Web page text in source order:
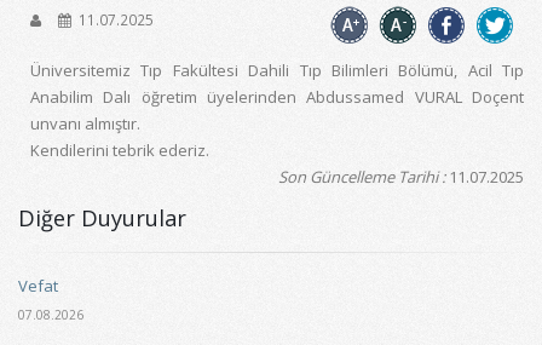
11.07.2025
Üniversitemiz Tıp Fakültesi Dahili Tıp Bilimleri Bölümü, Acil Tıp
Anabilim Dalı öğretim üyelerinden Abdussamed VURAL Doçent
unvanı almıştır.
Kendilerini tebrik ederiz.
Son Güncelleme Tarihi :11.07.2025
Diğer Duyurular
Vefat
07.08.2026